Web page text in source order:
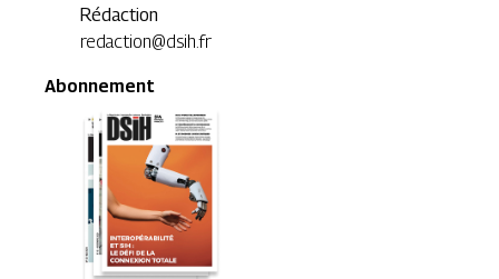
Rédaction
redaction@dsih.fr
Abonnement